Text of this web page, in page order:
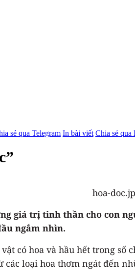
sẻ qua Telegram In bài viết Chia sẻ qua
giá trị tinh thần cho con
ngắm nhìn.
có hoa và hầu hết trong
các loại hoa thơm ngát đến